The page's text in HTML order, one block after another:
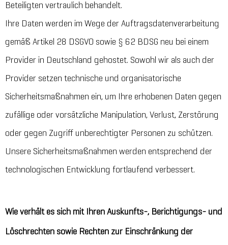
Beteiligten vertraulich behandelt.
Ihre Daten werden im Wege der Auftragsdatenverarbeitung
gemäß Artikel 28 DSGVO sowie § 62 BDSG neu bei einem
Provider in Deutschland gehostet. Sowohl wir als auch der
Provider setzen technische und organisatorische
Sicherheitsmaßnahmen ein, um Ihre erhobenen Daten gegen
zufällige oder vorsätzliche Manipulation, Verlust, Zerstörung
oder gegen Zugriff unberechtigter Personen zu schützen.
Unsere Sicherheitsmaßnahmen werden entsprechend der
technologischen Entwicklung fortlaufend verbessert.
Wie verhält es sich mit Ihren Auskunfts-, Berichtigungs- und
Löschrechten sowie Rechten zur Einschränkung der